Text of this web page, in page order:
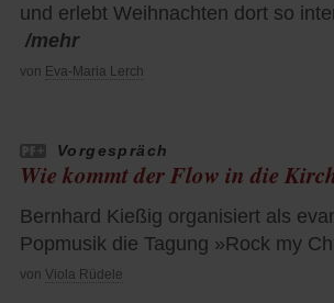
und erlebt Weihnachten dort so
/mehr
von Eva-Maria Lerch
Vorgespräch
Wie kommt der Flow in die
Bernhard Kießig organisiert als
Popmusik die Tagung »Rock my
von Viola Rüdele